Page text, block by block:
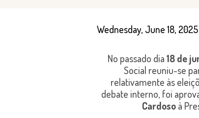
Wednesday, June 18, 2025
No passado dia18 de
Social reuniu-se
relativamente às
debate interno, foi
Cardosoà